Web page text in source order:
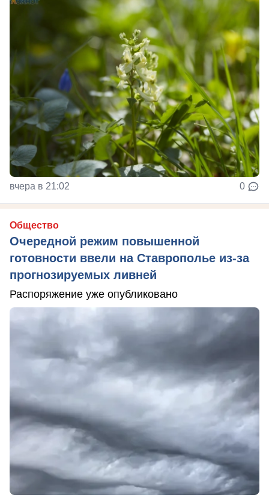
вчера в 21:02 0
Общество
Очередной режим повышенной
готовности ввели на Ставрополье из-за
прогнозируемых ливней
Распоряжение уже опубликовано